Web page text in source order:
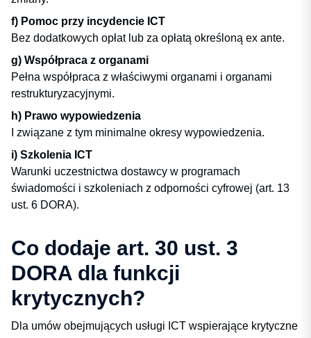
f) Pomoc przy incydencie ICT
Bez dodatkowych opłat lub za opłatą określoną ex ante.
g) Współpraca z organami
Pełna współpraca z właściwymi organami i organami
restrukturyzacyjnymi.
h) Prawo wypowiedzenia
I związane z tym minimalne okresy wypowiedzenia.
i) Szkolenia ICT
Warunki uczestnictwa dostawcy w programach
świadomości i szkoleniach z odporności cyfrowej (art. 13
ust. 6 DORA).
Co dodaje art. 30 ust. 3
DORA dla funkcji
krytycznych?
Dla umów obejmujących usługi ICT wspierające krytyczne